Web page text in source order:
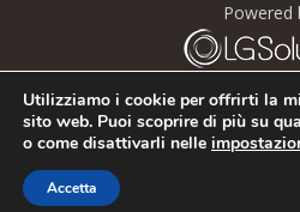
Powered
© 2015.Tutti i diritti riservati. Acquista
Utilizziamo i cookie per offrirti la
sito web. Puoi scoprire di più su
o come disattivarli nelle
Accetta